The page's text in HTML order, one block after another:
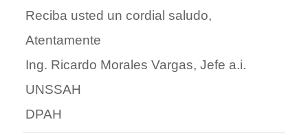
Reciba usted un cordial saludo,
Atentamente
Ing. Ricardo Morales Vargas, Jefe a.i.
UNSSAH
DPAH